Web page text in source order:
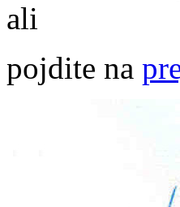
ali
pojdite na